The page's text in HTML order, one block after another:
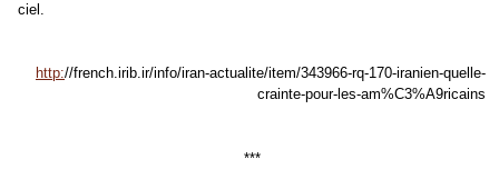
ciel.
http://french.irib.ir/info/iran-actualite/item/343966-rq-170-iranien-quelle-
crainte-pour-les-am%C3%A9ricains
***